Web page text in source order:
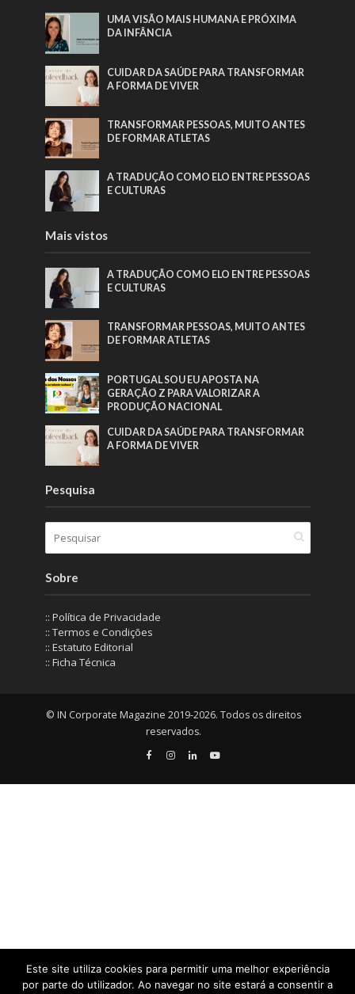
UMA VISÃO MAIS HUMANA E PRÓXIMA
DA INFÂNCIA
CUIDAR DA SAÚDE PARA TRANSFORMAR
A FORMA DE VIVER
TRANSFORMAR PESSOAS, MUITO ANTES
DE FORMAR ATLETAS
A TRADUÇÃO COMO ELO ENTRE PESSOAS
E CULTURAS
Mais vistos
A TRADUÇÃO COMO ELO ENTRE PESSOAS
E CULTURAS
TRANSFORMAR PESSOAS, MUITO ANTES
DE FORMAR ATLETAS
PORTUGAL SOU EU APOSTA NA
GERAÇÃO Z PARA VALORIZAR A
PRODUÇÃO NACIONAL
CUIDAR DA SAÚDE PARA TRANSFORMAR
A FORMA DE VIVER
Pesquisa
Sobre
:: Política de Privacidade
:: Termos e Condições
:: Estatuto Editorial
:: Ficha Técnica
© IN Corporate Magazine 2019-2026. Todos os direitos
reservados.
Este site utiliza cookies para permitir uma melhor experiência
por parte do utilizador. Ao navegar no site estará a consentir a